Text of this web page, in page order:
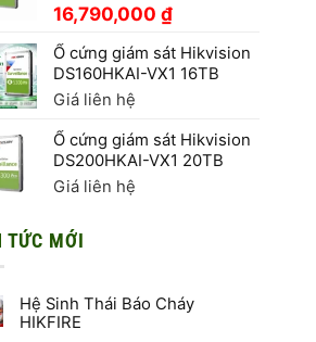
16,790,000 ₫
Ổ cứng giám sát Hikvision
DS160HKAI-VX1 16TB
Giá liên hệ
Ổ cứng giám sát Hikvision
DS200HKAI-VX1 20TB
Giá liên hệ
TỨC MỚI
Hệ Sinh Thái Báo Cháy
HIKFIRE